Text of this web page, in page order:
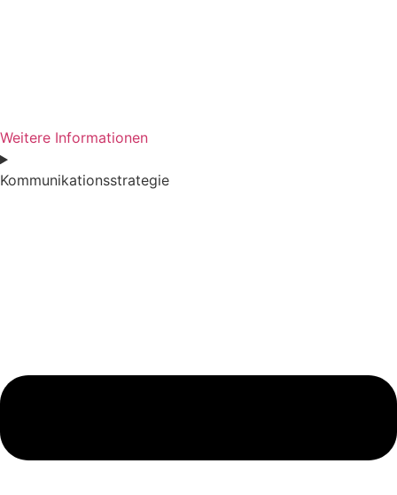
Weitere Informationen
Kommunikationsstrategie